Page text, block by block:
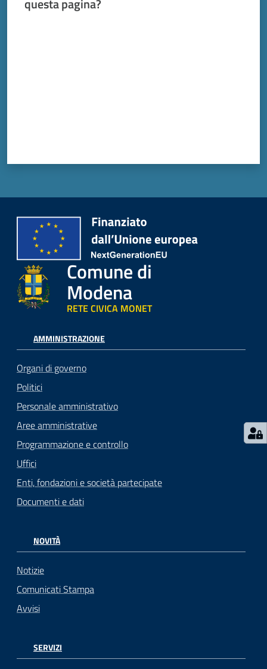
Seguici
questa pagina?
Comune di
Modena
RETE CIVICA MONET
AMMINISTRAZIONE
Organi di governo
Politici
Personale amministrativo
Aree amministrative
Programmazione e controllo
Uffici
Enti, fondazioni e società partecipate
Documenti e dati
NOVITÀ
Notizie
Comunicati Stampa
Avvisi
SERVIZI